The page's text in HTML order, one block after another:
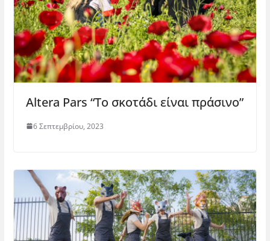
)
Altera Pars “Το σκοτάδι είναι πράσινο”
6 Σεπτεμβρίου, 2023